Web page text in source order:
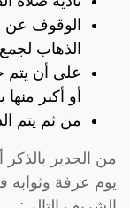
الوقوف عن
الذهاب
على أن يتم
أو أكبر منها
من ثم يتم
من الجدير
يوم عرفة وثوابه